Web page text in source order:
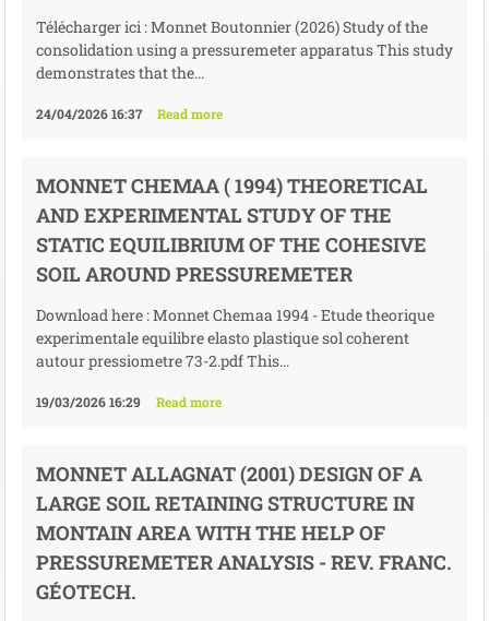
Télécharger ici : Monnet Boutonnier (2026) Study of the
consolidation using a pressuremeter apparatus This study
demonstrates that the...
24/04/2026 16:37 Read more
MONNET CHEMAA ( 1994) THEORETICAL
AND EXPERIMENTAL STUDY OF THE
STATIC EQUILIBRIUM OF THE COHESIVE
SOIL AROUND PRESSUREMETER
Download here : Monnet Chemaa 1994 - Etude theorique
experimentale equilibre elasto plastique sol coherent
autour pressiometre 73-2.pdf This...
19/03/2026 16:29 Read more
MONNET ALLAGNAT (2001) DESIGN OF A
LARGE SOIL RETAINING STRUCTURE IN
MONTAIN AREA WITH THE HELP OF
PRESSUREMETER ANALYSIS - REV. FRANC.
GÉOTECH.